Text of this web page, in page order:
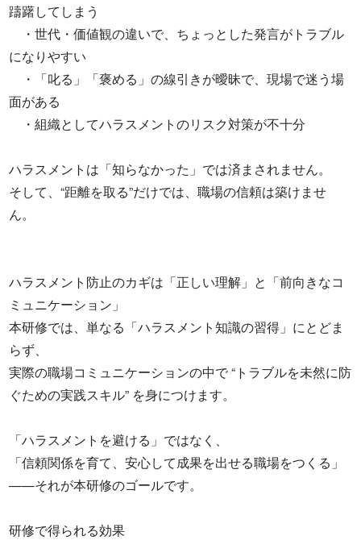
躊躇してしまう
・世代・価値観の違いで、ちょっとした発言がトラブル
になりやすい
・「叱る」「褒める」の線引きが曖昧で、現場で迷う場
面がある
・組織としてハラスメントのリスク対策が不十分
ハラスメントは「知らなかった」では済まされません。
そして、“距離を取る”だけでは、職場の信頼は築けませ
ん。
ハラスメント防止のカギは「正しい理解」と「前向きなコ
ミュニケーション」
本研修では、単なる「ハラスメント知識の習得」にとどま
らず、
実際の職場コミュニケーションの中で “トラブルを未然に防
ぐための実践スキル” を身につけます。
「ハラスメントを避ける」ではなく、
「信頼関係を育て、安心して成果を出せる職場をつくる」
——それが本研修のゴールです。
研修で得られる効果